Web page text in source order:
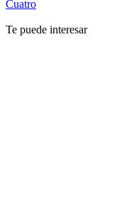
Cuatro
Te puede interesar